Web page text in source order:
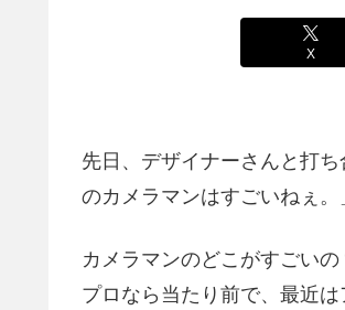
X
先日、デザイナーさんと打
のカメラマンはすごいねぇ。
カメラマンのどこがすごい
プロなら当たり前で、最近